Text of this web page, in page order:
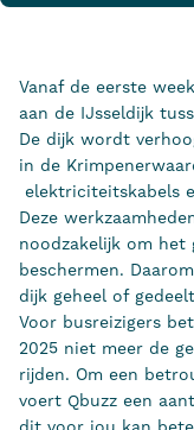
Vanaf de eerste
aan de IJsseldijk
De dijk wordt
in de
elektriciteitskabels
Deze
noodzakelijk om
beschermen.
dijk geheel of
Voor busreizigers
2025 niet meer de
rijden. Om een
voert Qbuzz een
dit voor jou kan